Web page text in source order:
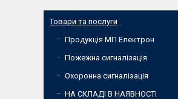
Товари та послуги
Продукція МП Електрон
Пожежна сигналізація
Охоронна сигналізація
НА СКЛАДІ В НАЯВНОСТІ